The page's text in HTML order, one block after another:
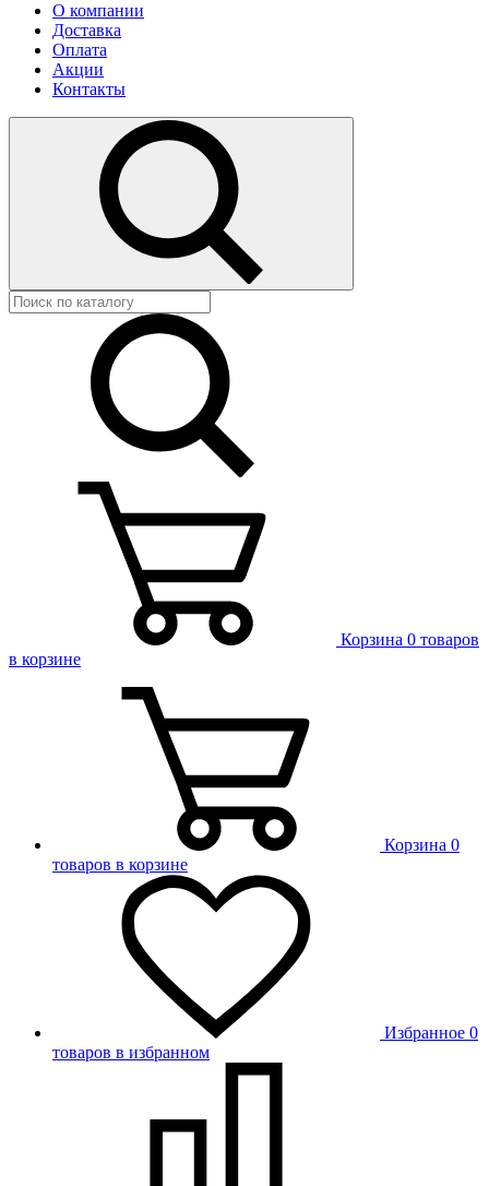
О компании
Доставка
Оплата
Акции
Контакты
Корзина 0 товаров
в корзине
Корзина 0
товаров в корзине
Избранное 0
товаров в избранном